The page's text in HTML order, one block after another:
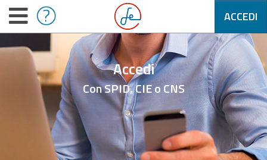
ACCEDI
Accedi
Con SPID, CIE o CNS